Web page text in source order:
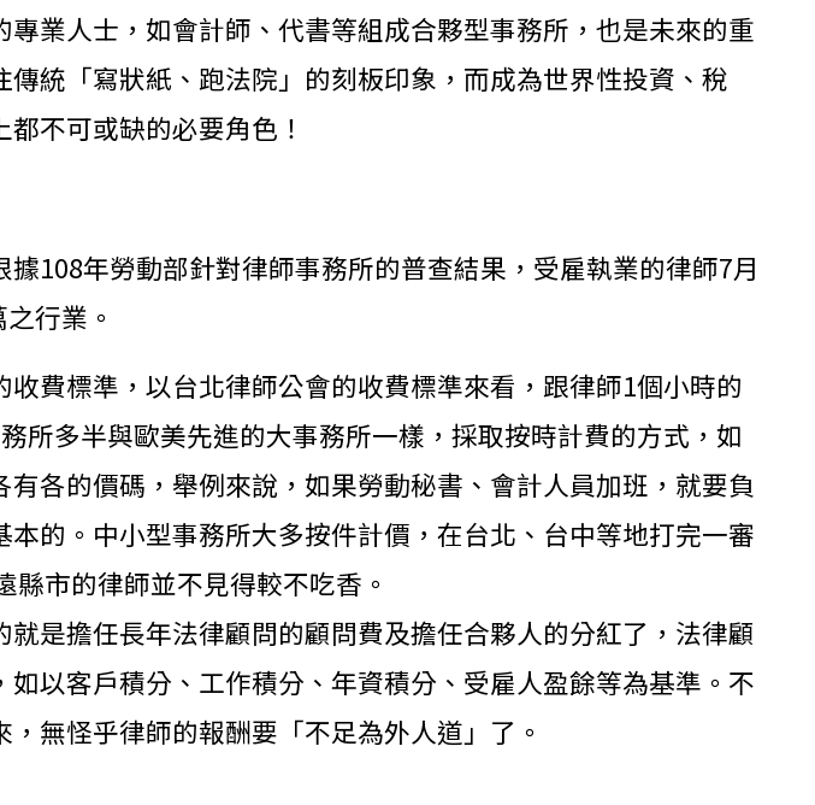
業人士，如會計師、代書等組成合夥型事務所，也是未來的重
統「寫狀紙、跑法院」的刻板印象，而成為世界性投資、稅
不可或缺的必要角色！
108年勞動部針對律師事務所的普查結果，受雇執業的律師7月
行業。
費標準，以台北律師公會的收費標準來看，跟律師1個小時的
所多半與歐美先進的大事務所一樣，採取按時計費的方式，如
各的價碼，舉例來說，如果勞動秘書、會計人員加班，就要負
的。中小型事務所大多按件計價，在台北、台中等地打完一審
市的律師並不見得較不吃香。
是擔任長年法律顧問的顧問費及擔任合夥人的分紅了，法律顧
以客戶積分、工作積分、年資積分、受雇人盈餘等為基準。不
無怪乎律師的報酬要「不足為外人道」了。